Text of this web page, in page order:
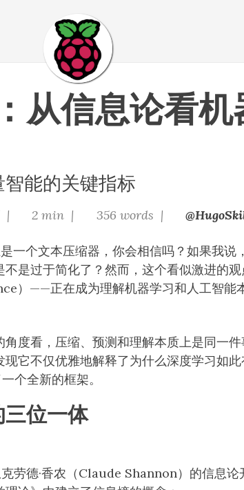
从信息论看机
能的关键指标
| 2 min | 356 words |
一个文本压缩器，你会相信吗？如果我说
是过于简化了？然而，这个看似激进的
）——正在成为理解机器学习和人工智能
度看，压缩、预测和理解本质上是同一件
它不仅优雅地解释了为什么深度学习如
个全新的框架。
位一体
劳德·香农（Claude Shannon）的信息论